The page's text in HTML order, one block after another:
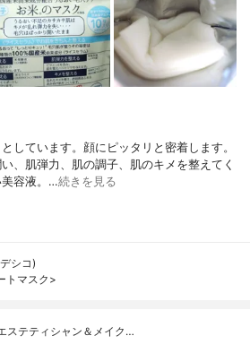
しています。顔にピッタリと密着します。
、肌弾力、肌の調子、肌のキメを整えてく
美容液。…続きを見る
シコ)
トマスク>
ステティシャン＆メイク…